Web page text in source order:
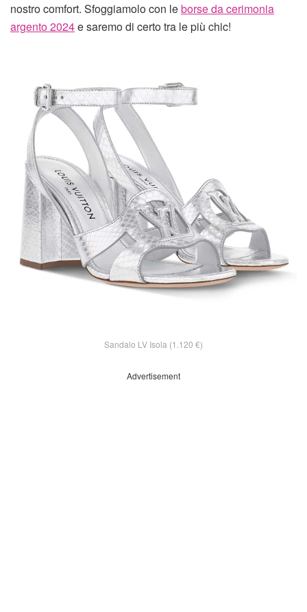
nostro comfort. Sfoggiamolo con leborse da cerimonia
argento 2024e saremo di certo tra le più chic!
Sandalo LV Isola (1.120 €)
Advertisement